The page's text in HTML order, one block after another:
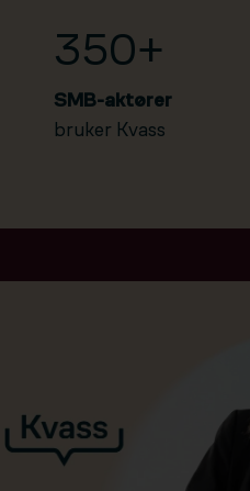
350+
SMB-aktører
bruker Kvass